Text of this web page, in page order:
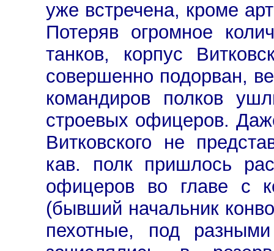
уже встречена, кроме
Потеряв огромное
танков, корпус
совершенно подорван,
командиров полков
строевых офицеров.
Витковского не
кав. полк пришлось
офицеров во главе с
(бывший начальник
пехотные, под